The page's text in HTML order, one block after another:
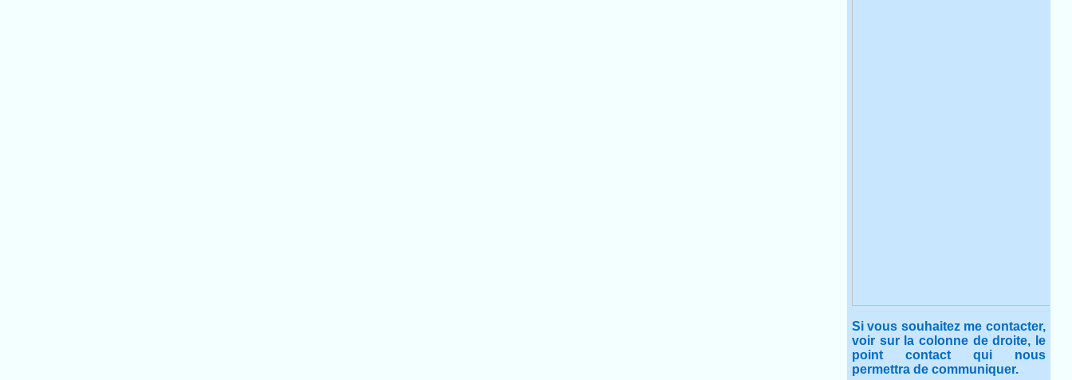
Si vous souhaitez me contacter,
voir sur la colonne de droite, le
point contact qui nous
permettra de communiquer.